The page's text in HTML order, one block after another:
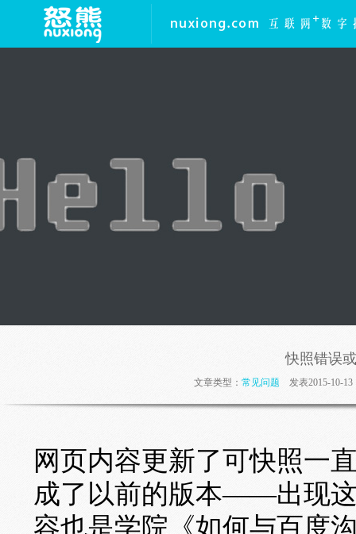
快照错误
文章类型： 常见问题 发表2015-10-
网页内容更新了可快照一
成了以前的版本——出现
容也是学院《如何与百度